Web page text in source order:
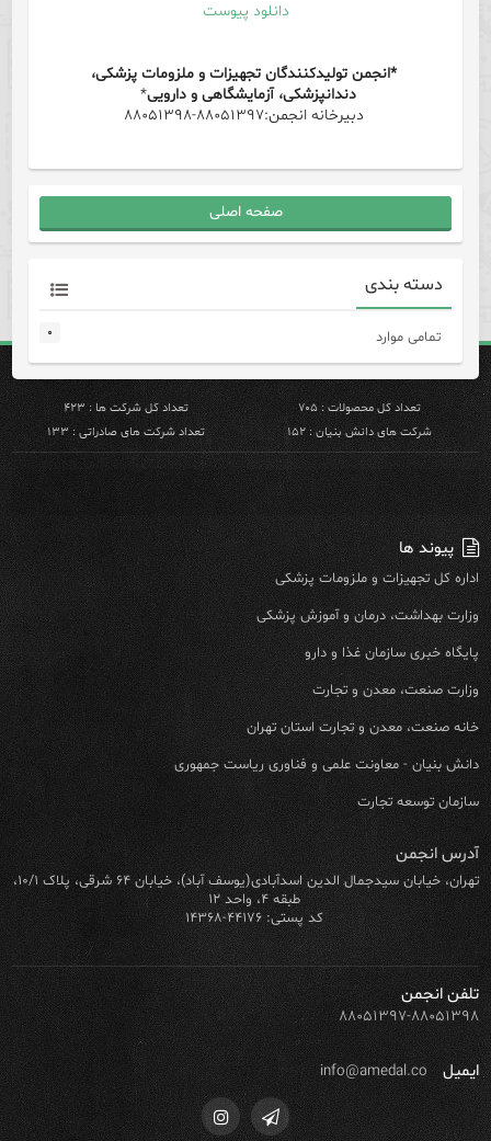
دانلود پیوست
*انجمن تولیدکنندگان تجهیزات و ملزومات پزشکی،
دندانپزشکی، آزمایشگاهی و دارویی*
دبیرخانه انجمن:۸۸۰۵۱۳۹۷-۸۸۰۵۱۳۹۸
صفحه اصلی
دسته بندی
تمامی موارد ۰
تعداد کل محصولات : ۷۰۵
تعداد کل شرکت ها : ۴۲۳
شرکت های دانش بنیان : ۱۵۲
تعداد شرکت های صادراتی : ۱۳۳
پیوند ها
اداره کل تجهیزات و ملزومات پزشکی
وزارت بهداشت، درمان و آموزش پزشکی
پایگاه خبری سازمان غذا و دارو
وزارت صنعت، معدن و تجارت
خانه صنعت، معدن و تجارت استان تهران
دانش بنیان - معاونت علمی و فناوری ریاست جمهوری
سازمان توسعه تجارت
آدرس انجمن
تهران، خیابان سیدجمال الدین اسدآبادی(یوسف آباد)، خیابان ۶۴ شرقی، پلاک ۱۰/۱،
طبقه ۴، واحد ۱۲
کد پستی: ۴۴۱۷۶-۱۴۳۶۸
تلفن انجمن
۸۸۰۵۱۳۹۷-۸۸۰۵۱۳۹۸
ایمیل info@amedal.co